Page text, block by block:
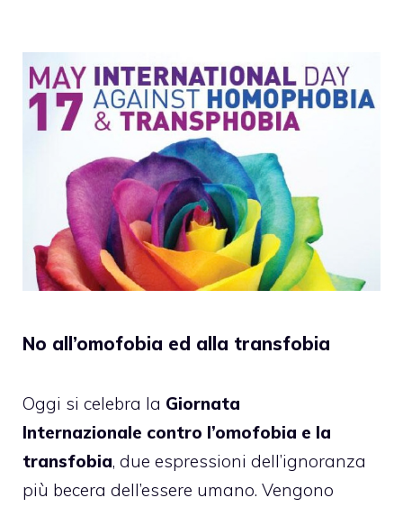
No all’omofobia ed alla transfobia
Oggi si celebra la Giornata
Internazionale contro l’omofobia e la
transfobia, due espressioni dell’ignoranza
più becera dell’essere umano. Vengono